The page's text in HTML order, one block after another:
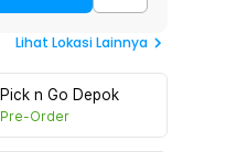
Lihat Lokasi Lainnya
Pick n Go Depok
Pre-Order